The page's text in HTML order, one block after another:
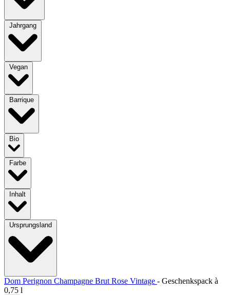
Jahrgang
Vegan
Barrique
Bio
Farbe
Inhalt
Ursprungsland
Dom Perignon Champagne Brut Rose Vintage - Geschenkspack à
0,75 l